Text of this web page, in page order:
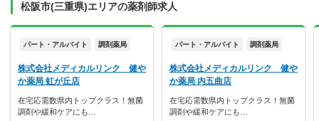
松阪市(三重県)エリアの薬剤師求人
パート・アルバイト 調剤薬局
株式会社メディカルリンク 健や
か薬局 虹が丘店
在宅応需数県内トップクラス！無菌
調剤や緩和ケアにも…
パート・アルバイト 調剤薬局
株式会社メディカルリンク 健や
か薬局 内五曲店
在宅応需数県内トップクラス！無菌
調剤や緩和ケアにも…